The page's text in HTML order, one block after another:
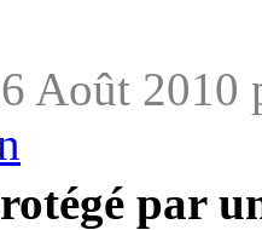
Août 2010
par